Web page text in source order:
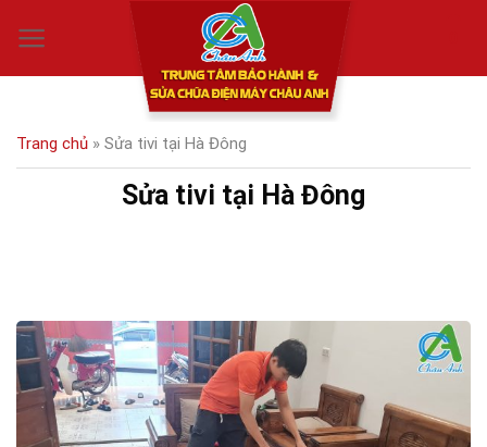
Trang chủ » Sửa tivi tại Hà Đông
Sửa tivi tại Hà Đông